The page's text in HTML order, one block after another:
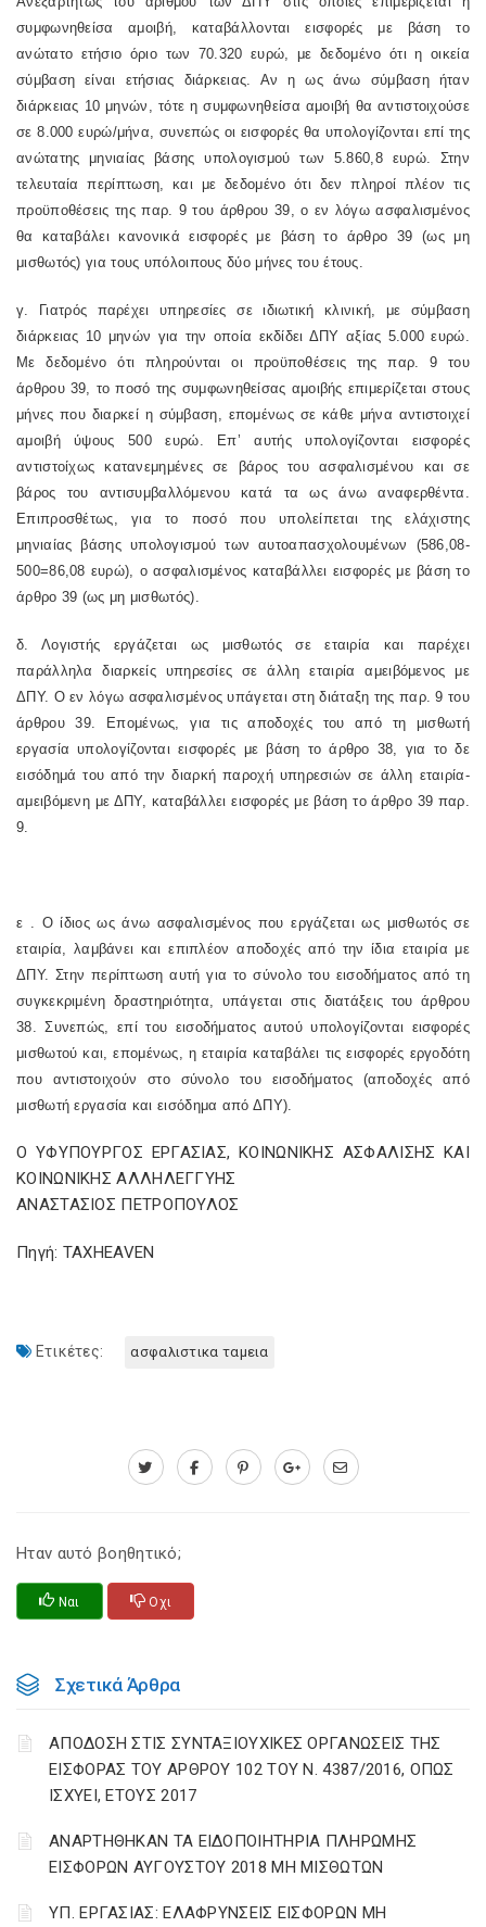
συμφωνηθείσα αμοιβή, καταβάλλονται εισφορές με βάση το
ανώτατο ετήσιο όριο των 70.320 ευρώ, με δεδομένο ότι η οικεία
σύμβαση είναι ετήσιας διάρκειας. Αν η ως άνω σύμβαση ήταν
διάρκειας 10 μηνών, τότε η συμφωνηθείσα αμοιβή θα αντιστοιχούσε
σε 8.000 ευρώ/μήνα, συνεπώς οι εισφορές θα υπολογίζονται επί της
ανώτατης μηνιαίας βάσης υπολογισμού των 5.860,8 ευρώ. Στην
τελευταία περίπτωση, και με δεδομένο ότι δεν πληροί πλέον τις
προϋποθέσεις της παρ. 9 του άρθρου 39, ο εν λόγω ασφαλισμένος
θα καταβάλει κανονικά εισφορές με βάση το άρθρο 39 (ως μη
μισθωτός) για τους υπόλοιπους δύο μήνες του έτους.
γ. Γιατρός παρέχει υπηρεσίες σε ιδιωτική κλινική, με σύμβαση
διάρκειας 10 μηνών για την οποία εκδίδει ΔΠΥ αξίας 5.000 ευρώ.
Με δεδομένο ότι πληρούνται οι προϋποθέσεις της παρ. 9 του
άρθρου 39, το ποσό της συμφωνηθείσας αμοιβής επιμερίζεται στους
μήνες που διαρκεί η σύμβαση, επομένως σε κάθε μήνα αντιστοιχεί
αμοιβή ύψους 500 ευρώ. Επ’ αυτής υπολογίζονται εισφορές
αντιστοίχως κατανεμημένες σε βάρος του ασφαλισμένου και σε
βάρος του αντισυμβαλλόμενου κατά τα ως άνω αναφερθέντα.
Επιπροσθέτως, για το ποσό που υπολείπεται της ελάχιστης
μηνιαίας βάσης υπολογισμού των αυτοαπασχολουμένων (586,08-
500=86,08 ευρώ), ο ασφαλισμένος καταβάλλει εισφορές με βάση το
άρθρο 39 (ως μη μισθωτός).
δ. Λογιστής εργάζεται ως μισθωτός σε εταιρία και παρέχει
παράλληλα διαρκείς υπηρεσίες σε άλλη εταιρία αμειβόμενος με
ΔΠΥ. Ο εν λόγω ασφαλισμένος υπάγεται στη διάταξη της παρ. 9 του
άρθρου 39. Επομένως, για τις αποδοχές του από τη μισθωτή
εργασία υπολογίζονται εισφορές με βάση το άρθρο 38, για το δε
εισόδημά του από την διαρκή παροχή υπηρεσιών σε άλλη εταιρία-
αμειβόμενη με ΔΠΥ, καταβάλλει εισφορές με βάση το άρθρο 39 παρ.
9.
ε . Ο ίδιος ως άνω ασφαλισμένος που εργάζεται ως μισθωτός σε
εταιρία, λαμβάνει και επιπλέον αποδοχές από την ίδια εταιρία με
ΔΠΥ. Στην περίπτωση αυτή για το σύνολο του εισοδήματος από τη
συγκεκριμένη δραστηριότητα, υπάγεται στις διατάξεις του άρθρου
38. Συνεπώς, επί του εισοδήματος αυτού υπολογίζονται εισφορές
μισθωτού και, επομένως, η εταιρία καταβάλει τις εισφορές εργοδότη
που αντιστοιχούν στο σύνολο του εισοδήματος (αποδοχές από
μισθωτή εργασία και εισόδημα από ΔΠΥ).
Ο ΥΦΥΠΟΥΡΓΟΣ ΕΡΓΑΣΙΑΣ, ΚΟΙΝΩΝΙΚΗΣ ΑΣΦΑΛΙΣΗΣ ΚΑΙ
ΚΟΙΝΩΝΙΚΗΣ ΑΛΛΗΛΕΓΓΥΗΣ
ΑΝΑΣΤΑΣΙΟΣ ΠΕΤΡΟΠΟΥΛΟΣ
Πηγή: TAXHEAVEN
Ετικέτες: ασφαλιστικα ταμεια
Ηταν αυτό βοηθητικό;
Ναι Οχι
Σχετικά Άρθρα
ΑΠΟΔΟΣΗ ΣΤΙΣ ΣΥΝΤΑΞΙΟΥΧΙΚΕΣ ΟΡΓΑΝΩΣΕΙΣ ΤΗΣ
ΕΙΣΦΟΡΑΣ ΤΟΥ ΑΡΘΡΟΥ 102 ΤΟΥ Ν. 4387/2016, ΟΠΩΣ
ΙΣΧΥΕΙ, ΕΤΟΥΣ 2017
ΑΝΑΡΤΗΘΗΚΑΝ ΤΑ ΕΙΔΟΠΟΙΗΤΗΡΙΑ ΠΛΗΡΩΜΗΣ
ΕΙΣΦΟΡΩΝ ΑΥΓΟΥΣΤΟΥ 2018 ΜΗ ΜΙΣΘΩΤΩΝ
ΥΠ. ΕΡΓΑΣΙΑΣ: ΕΛΑΦΡΥΝΣΕΙΣ ΕΙΣΦΟΡΩΝ ΜΗ